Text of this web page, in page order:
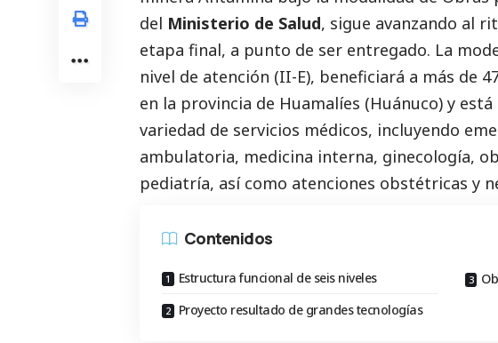
del Ministerio de Salud, sigue avanzando al
etapa final, a punto de ser entregado. La
nivel de atención (II-E), beneficiará a más de
en la provincia de Huamalíes (Huánuco) y
variedad de servicios médicos, incluyendo
ambulatoria, medicina interna, ginecología,
pediatría, así como atenciones obstétricas y
Contenidos
Estructura funcional de seis niveles
Proyecto resultado de grandes tecnologías